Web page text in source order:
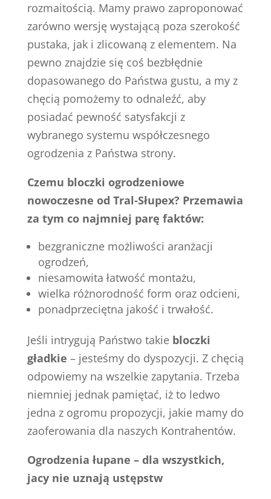
rozmaitością. Mamy prawo zaproponować
zarówno wersję wystającą poza szerokość
pustaka, jak i zlicowaną z elementem. Na
pewno znajdzie się coś bezbłędnie
dopasowanego do Państwa gustu, a my z
chęcią pomożemy to odnaleźć, aby
posiadać pewność satysfakcji z
wybranego systemu współczesnego
ogrodzenia z Państwa strony.
Czemu bloczki ogrodzeniowe
nowoczesne od Tral-Słupex? Przemawia
za tym co najmniej parę faktów:
bezgraniczne możliwości aranżacji
ogrodzeń,
niesamowita łatwość montażu,
wielka różnorodność form oraz odcieni,
ponadprzeciętna jakość i trwałość.
Jeśli intrygują Państwo takie bloczki
gładkie – jesteśmy do dyspozycji. Z chęcią
odpowiemy na wszelkie zapytania. Trzeba
niemniej jednak pamiętać, iż to ledwo
jedna z ogromu propozycji, jakie mamy do
zaoferowania dla naszych Kontrahentów.
Ogrodzenia łupane – dla wszystkich,
jacy nie uznają ustępstw